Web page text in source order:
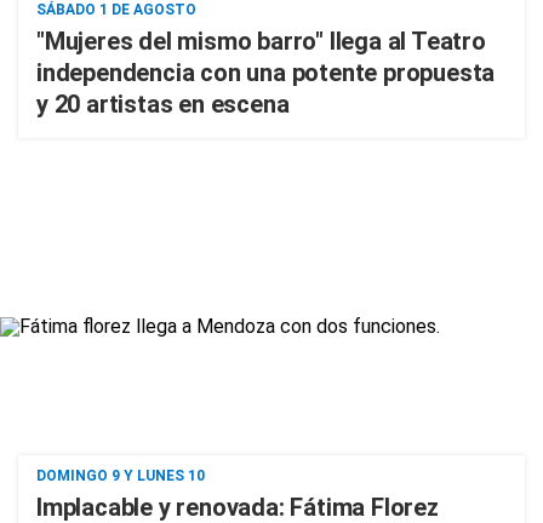
SÁBADO 1 DE AGOSTO
"Mujeres del mismo barro" llega al Teatro
independencia con una potente propuesta
y 20 artistas en escena
DOMINGO 9 Y LUNES 10
Implacable y renovada: Fátima Florez